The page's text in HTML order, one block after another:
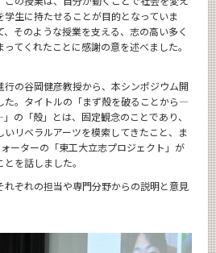
生に持たせることが目的となっていま
そのような授業を支える、志の高い多く
てくれたことに感謝の意を述べました。
の谷岡健彦教授から、本シンポジウム開
た。タイトルの「まず殻を破ることから―
の「殻」とは、固定観念のことであり、
いリベラルアーツを模索してきたこと、ま
ーターの「東工大立志プロジェクト」が
を話しました。
れぞれの担当や専門分野からの説明と意見